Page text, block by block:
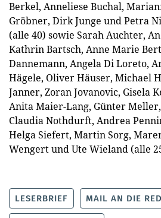
Berkel, Anneliese Buchal,
Gröbner, Dirk Junge und Petra
(alle 40) sowie Sarah Auchter,
Kathrin Bartsch, Anne Marie
Dannemann, Angela Di Loreto,
Hägele, Oliver Häuser, Michael
Janner, Zoran Jovanovic, Gisela
Anita Maier-Lang, Günter
Claudia Nothdurft, Andrea
Helga Siefert, Martin Sorg,
Wengert und Ute Wieland (alle
LESERBRIEF MAIL AN DIE